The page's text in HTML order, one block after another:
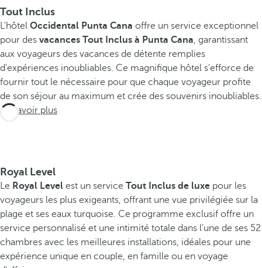
Tout Inclus
L'hôtel Occidental Punta Cana offre un service exceptionnel
pour des vacances Tout Inclus à Punta Cana, garantissant
aux voyageurs des vacances de détente remplies
d'expériences inoubliables. Ce magnifique hôtel s'efforce de
fournir tout le nécessaire pour que chaque voyageur profite
de son séjour au maximum et crée des souvenirs inoubliables.
En savoir plus
Royal Level
Le Royal Level est un service Tout Inclus de luxe pour les
voyageurs les plus exigeants, offrant une vue privilégiée sur la
plage et ses eaux turquoise. Ce programme exclusif offre un
service personnalisé et une intimité totale dans l'une de ses 52
chambres avec les meilleures installations, idéales pour une
expérience unique en couple, en famille ou en voyage